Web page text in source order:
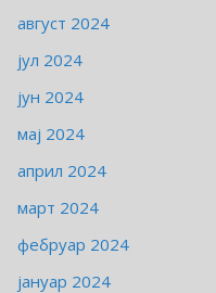
август 2024
јул 2024
јун 2024
мај 2024
април 2024
март 2024
фебруар 2024
јануар 2024